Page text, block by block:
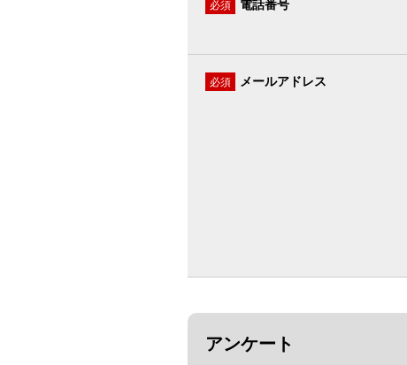
必須 電話番号
必須 メールアドレス
アンケート